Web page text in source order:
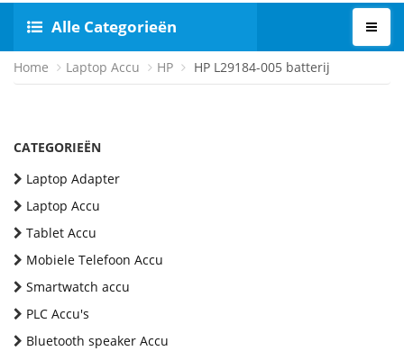
Alle Categorieën
Home Laptop Accu HP HP L29184-005 batterij
CATEGORIEËN
Laptop Adapter
Laptop Accu
Tablet Accu
Mobiele Telefoon Accu
Smartwatch accu
PLC Accu's
Bluetooth speaker Accu